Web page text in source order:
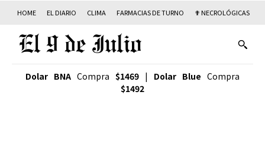
HOME EL DIARIO CLIMA FARMACIAS DE TURNO ✟ NECROLÓGICAS
Dolar BNA Compra $1469 | Dolar Blue Compra
$1492